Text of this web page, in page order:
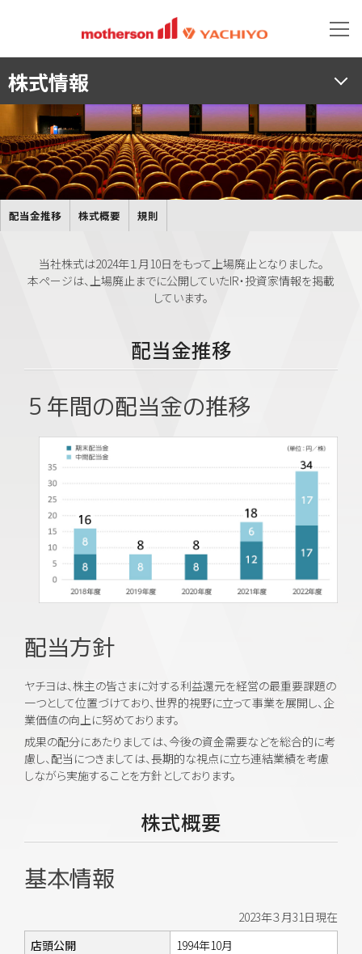
株式情報
配当金推移 株式概要 規則
当社株式は2024年１月10日をもって上場廃止となりました。
本ページは、上場廃止までに公開していたIR・投資家情報を掲載
しています。
配当金推移
５年間の配当金の推移
配当方針
ヤチヨは、株主の皆さまに対する利益還元を経営の最重要課題の
一つとして位置づけており、世界的視野に立って事業を展開し、企
業価値の向上に努めております。
成果の配分にあたりましては、今後の資金需要などを総合的に考
慮し、配当につきましては、長期的な視点に立ち連結業績を考慮
しながら実施することを方針としております。
株式概要
基本情報
2023年３月31日現在
店頭公開
1994年10月